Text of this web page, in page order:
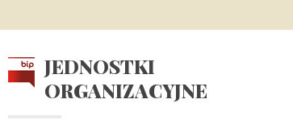
JEDNOSTKI
ORGANIZACYJNE